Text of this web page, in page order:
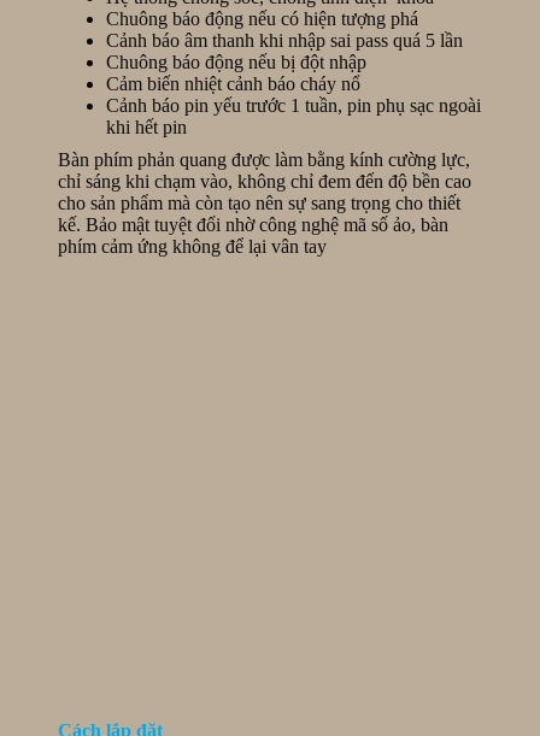
Chuông báo động nếu có hiện tượng phá
Cảnh báo âm thanh khi nhập sai pass quá 5 lần
Chuông báo động nếu bị đột nhập
Cảm biến nhiệt cảnh báo cháy nổ
Cảnh báo pin yếu trước 1 tuần, pin phụ sạc ngoài
khi hết pin
Bàn phím phản quang được làm bằng kính cường lực,
chỉ sáng khi chạm vào, không chỉ đem đến độ bền cao
cho sản phẩm mà còn tạo nên sự sang trọng cho thiết
kế. Bảo mật tuyệt đối nhờ công nghệ mã số ảo, bàn
phím cảm ứng không để lại vân tay
Cách lắp đặt